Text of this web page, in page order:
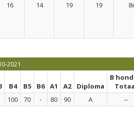
16 14 19 19
2021
B4 B5 B6 A1 A2 Diploma
B
100 70 - 80 90 A --